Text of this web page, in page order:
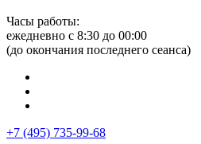
Часы работы:
ежедневно с 8:30 до 00:00
(до окончания последнего сеанса)
+7 (495) 735-99-68